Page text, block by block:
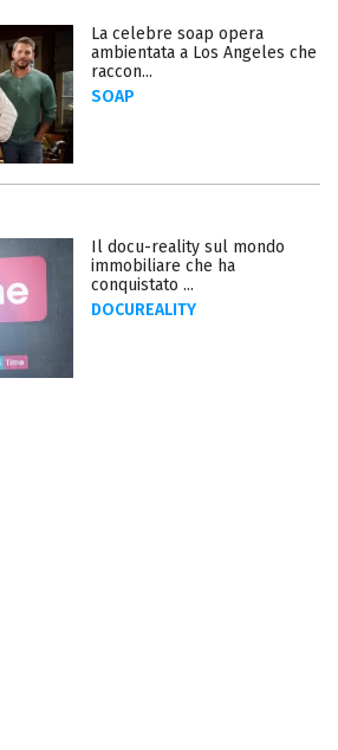
La celebre soap opera
ambientata a Los Angeles che
raccon...
SOAP
Il docu-reality sul mondo
immobiliare che ha
conquistato ...
DOCUREALITY